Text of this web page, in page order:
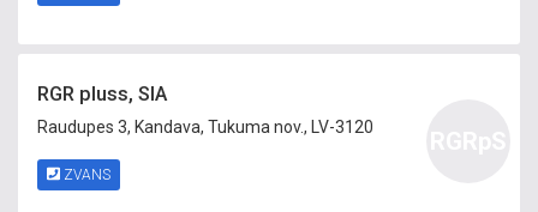
RGR pluss, SIA
Raudupes 3, Kandava, Tukuma nov., LV-3120
ZVANS